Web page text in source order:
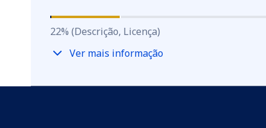
22%
22% (Descrição, Licença)
Ver mais informação